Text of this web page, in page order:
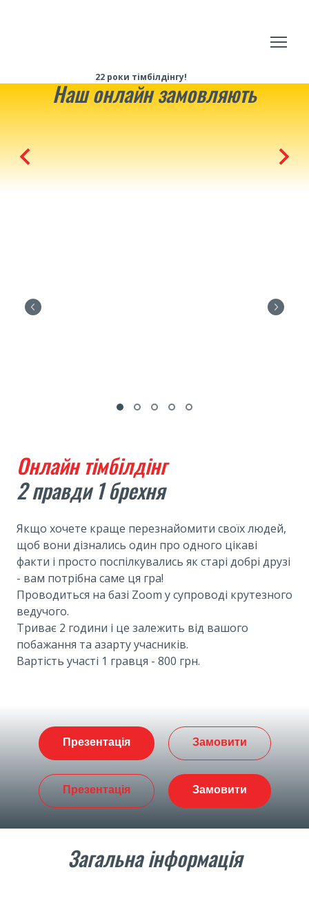
22 роки тімбілдінгу!
Наш онлайн замовляють
Онлайн тімбілдінг
2 правди 1 брехня
Якщо хочете краще перезнайомити своїх людей,
щоб вони дізнались один про одного цікаві
факти і просто поспілкувались як старі добрі друзі
- вам потрібна саме ця гра!
Проводиться на базі Zoom у супроводі крутезного
ведучого.
Триває 2 години і це залежить від вашого
побажання та азарту учасників.
Вартість участі 1 гравця - 800 грн.
Презентація Замовити
Презентація Замовити
Загальна інформація